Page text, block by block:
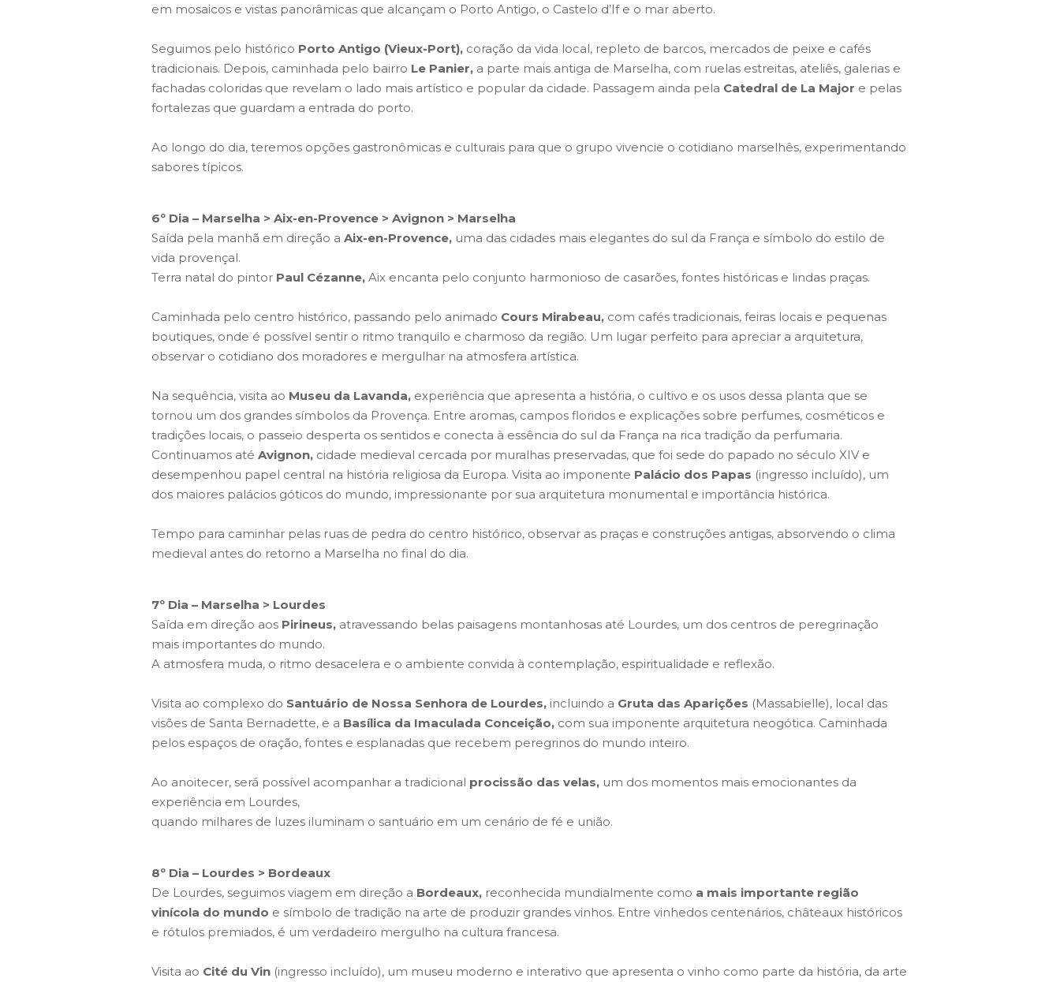
em mosaicos e vistas panorâmicas que alcançam o Porto Antigo, o Castelo d’If e o mar aberto.
Seguimos pelo histórico Porto Antigo (Vieux-Port), coração da vida local, repleto de barcos, mercados de peixe e cafés
tradicionais. Depois, caminhada pelo bairro Le Panier, a parte mais antiga de Marselha, com ruelas estreitas, ateliês, galerias e
fachadas coloridas que revelam o lado mais artístico e popular da cidade. Passagem ainda pela Catedral de La Major e pelas
fortalezas que guardam a entrada do porto.
Ao longo do dia, teremos opções gastronômicas e culturais para que o grupo vivencie o cotidiano marselhês, experimentando
sabores típicos.
6º Dia – Marselha > Aix-en-Provence > Avignon > Marselha
Saída pela manhã em direção a Aix-en-Provence, uma das cidades mais elegantes do sul da França e símbolo do estilo de
vida provençal.
Terra natal do pintor Paul Cézanne, Aix encanta pelo conjunto harmonioso de casarões, fontes históricas e lindas praças.
Caminhada pelo centro histórico, passando pelo animado Cours Mirabeau, com cafés tradicionais, feiras locais e pequenas
boutiques, onde é possível sentir o ritmo tranquilo e charmoso da região. Um lugar perfeito para apreciar a arquitetura,
observar o cotidiano dos moradores e mergulhar na atmosfera artística.
Na sequência, visita ao Museu da Lavanda, experiência que apresenta a história, o cultivo e os usos dessa planta que se
tornou um dos grandes símbolos da Provença. Entre aromas, campos floridos e explicações sobre perfumes, cosméticos e
tradições locais, o passeio desperta os sentidos e conecta à essência do sul da França na rica tradição da perfumaria.
Continuamos até Avignon, cidade medieval cercada por muralhas preservadas, que foi sede do papado no século XIV e
desempenhou papel central na história religiosa da Europa. Visita ao imponente Palácio dos Papas (ingresso incluído), um
dos maiores palácios góticos do mundo, impressionante por sua arquitetura monumental e importância histórica.
Tempo para caminhar pelas ruas de pedra do centro histórico, observar as praças e construções antigas, absorvendo o clima
medieval antes do retorno a Marselha no final do dia.
7º Dia – Marselha > Lourdes
Saída em direção aos Pirineus, atravessando belas paisagens montanhosas até Lourdes, um dos centros de peregrinação
mais importantes do mundo.
A atmosfera muda, o ritmo desacelera e o ambiente convida à contemplação, espiritualidade e reflexão.
Visita ao complexo do Santuário de Nossa Senhora de Lourdes, incluindo a Gruta das Aparições (Massabielle), local das
visões de Santa Bernadette, e a Basílica da Imaculada Conceição, com sua imponente arquitetura neogótica. Caminhada
pelos espaços de oração, fontes e esplanadas que recebem peregrinos do mundo inteiro.
Ao anoitecer, será possível acompanhar a tradicional procissão das velas, um dos momentos mais emocionantes da
experiência em Lourdes,
quando milhares de luzes iluminam o santuário em um cenário de fé e união.
8º Dia – Lourdes > Bordeaux
De Lourdes, seguimos viagem em direção a Bordeaux, reconhecida mundialmente como a mais importante região
vinícola do mundo e símbolo de tradição na arte de produzir grandes vinhos. Entre vinhedos centenários, châteaux históricos
e rótulos premiados, é um verdadeiro mergulho na cultura francesa.
Visita ao Cité du Vin (ingresso incluído), um museu moderno e interativo que apresenta o vinho como parte da história, da arte